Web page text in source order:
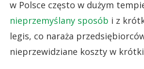
w Polsce często w dużym
nieprzemyślany sposób i z
legis, co naraża
nieprzewidziane koszty w